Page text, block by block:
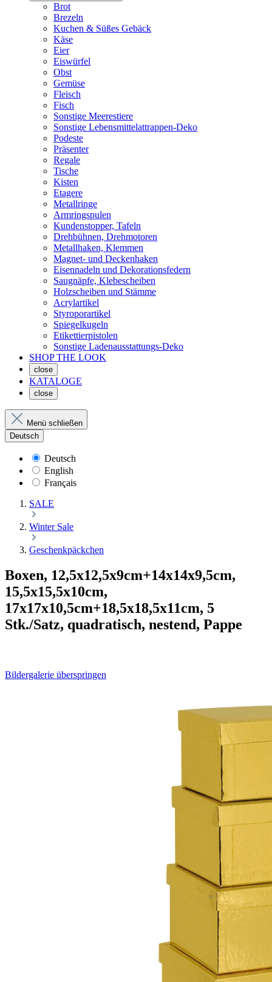
Brot
Brezeln
Kuchen & Süßes Gebäck
Käse
Eier
Eiswürfel
Obst
Gemüse
Fleisch
Fisch
Sonstige Meerestiere
Sonstige Lebensmittelattrappen-Deko
Podeste
Präsenter
Regale
Tische
Kisten
Etagere
Metallringe
Armringspulen
Kundenstopper, Tafeln
Drehbühnen, Drehmotoren
Metallhaken, Klemmen
Magnet- und Deckenhaken
Eisennadeln und Dekorationsfedern
Saugnäpfe, Klebescheiben
Holzscheiben und Stämme
Acrylartikel
Styroporartikel
Spiegelkugeln
Etikettierpistolen
Sonstige Ladenausstattungs-Deko
SHOP THE LOOK
close
KATALOGE
close
Menü schließen
Deutsch
Deutsch
English
Français
SALE
Winter Sale
Geschenkpäckchen
Boxen, 12,5x12,5x9cm+14x14x9,5cm,
15,5x15,5x10cm,
17x17x10,5cm+18,5x18,5x11cm, 5
Stk./Satz, quadratisch, nestend, Pappe
Bildergalerie überspringen